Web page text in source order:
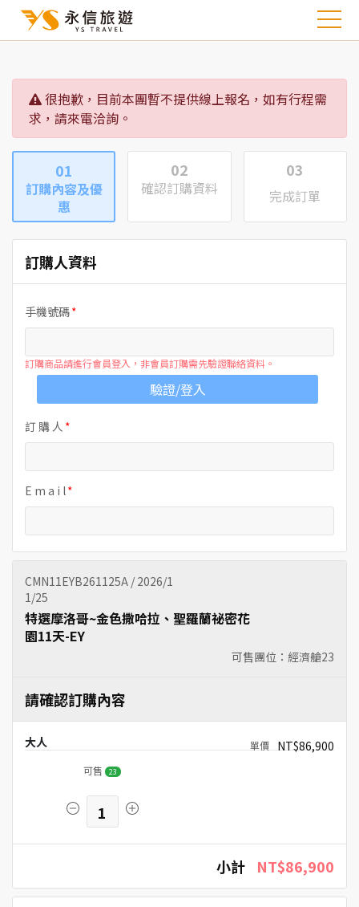
很抱歉，目前本團暫不提供線上報名，如有行程需
求，請來電洽詢。
01
訂購內容及優
惠
02
確認訂購資料
03
完成訂單
訂購人資料
手機號碼
訂購商品請進行會員登入，非會員訂購需先驗證聯絡資料。
驗證/登入
訂 購 人
E m a i l
CMN11EYB261125A / 2026/1
1/25
可售團位：經濟艙23
特選摩洛哥~金色撒哈拉、聖羅蘭祕密花
園11天-EY
請確認訂購內容
大人 NT$86,900
可售 23
1
小計 NT$86,900